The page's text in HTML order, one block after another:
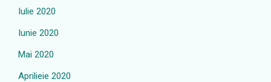
Iulie 2020
Iunie 2020
Mai 2020
Aprilieie 2020